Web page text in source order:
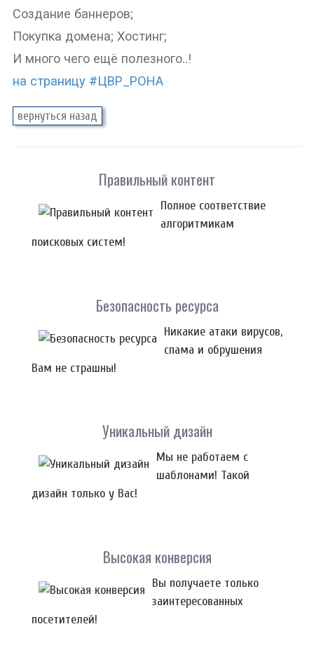
Создание баннеров;
Покупка домена; Хостинг;
И много чего ещё полезного..!
на страницу #ЦВР_РОНА
Правильный контент
Полное соответствие
алгоритмикам
поисковых систем!
Безопасность ресурса
Никакие атаки вирусов,
спама и обрушения
Вам не страшны!
Уникальный дизайн
Мы не работаем с
шаблонами! Такой
дизайн только у Вас!
Высокая конверсия
Вы получаете только
заинтересованных
посетителей!